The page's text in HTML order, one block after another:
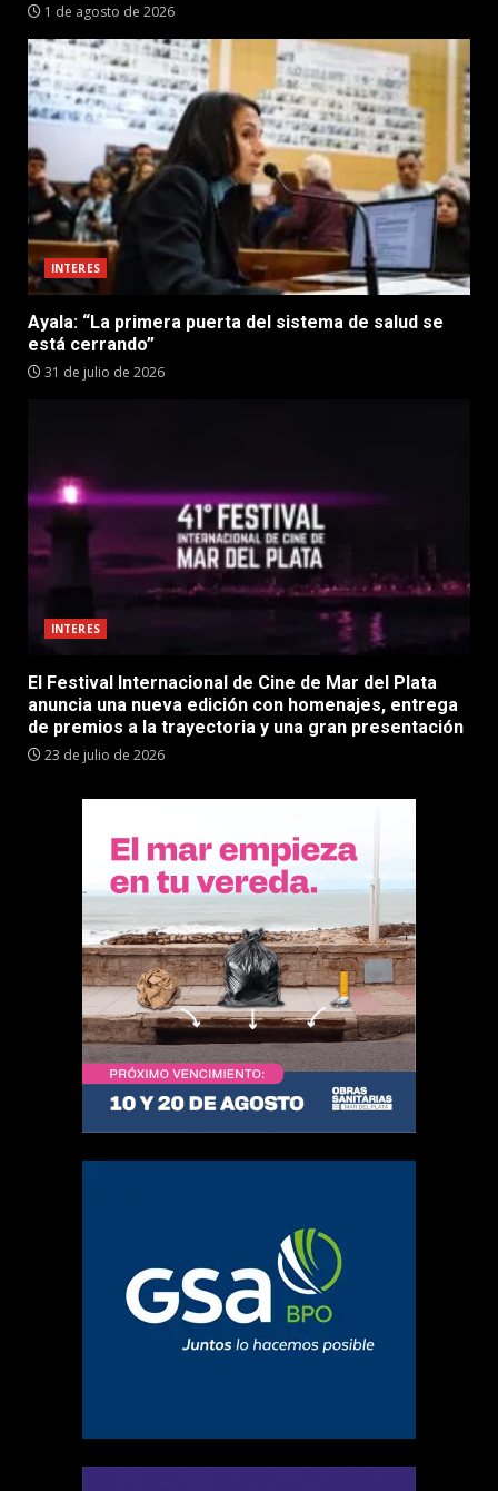
1 de agosto de 2026
INTERES
Ayala: “La primera puerta del sistema de salud se
está cerrando”
31 de julio de 2026
INTERES
El Festival Internacional de Cine de Mar del Plata
anuncia una nueva edición con homenajes, entrega
de premios a la trayectoria y una gran presentación
23 de julio de 2026